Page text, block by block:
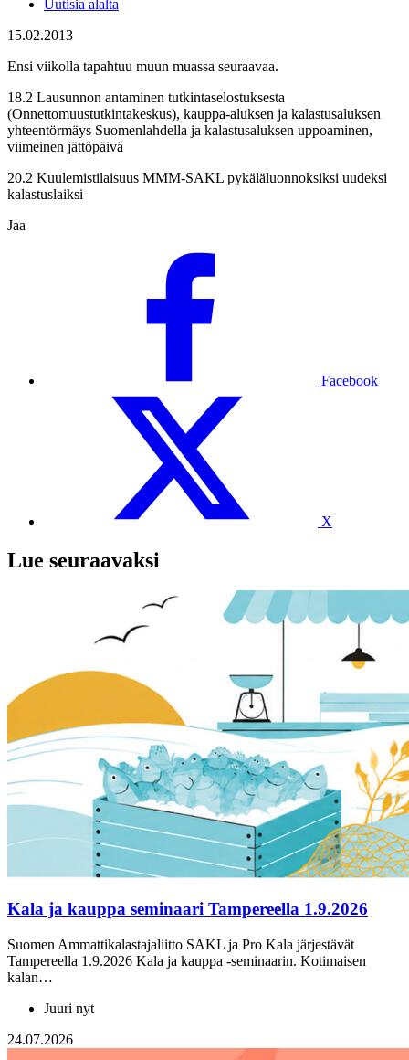
Uutisia alalta
15.02.2013
Ensi viikolla tapahtuu muun muassa seuraavaa.
18.2 Lausunnon antaminen tutkintaselostuksesta
(Onnettomuustutkintakeskus), kauppa-aluksen ja kalastusaluksen
yhteentörmäys Suomenlahdella ja kalastusaluksen uppoaminen,
viimeinen jättöpäivä
20.2 Kuulemistilaisuus MMM-SAKL pykäläluonnoksiksi uudeksi
kalastuslaiksi
Jaa
Facebook
X
Lue seuraavaksi
Kala ja kauppa seminaari Tampereella 1.9.2026
Suomen Ammattikalastajaliitto SAKL ja Pro Kala järjestävät
Tampereella 1.9.2026 Kala ja kauppa -seminaarin. Kotimaisen
kalan…
Juuri nyt
24.07.2026